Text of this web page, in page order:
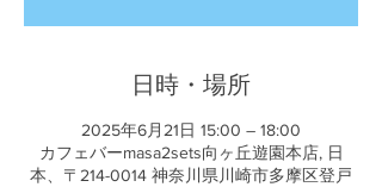
日時・場所
2025年6月21日 15:00 – 18:00
カフェバーmasa2sets向ヶ丘遊園本店, 日
本、〒214-0014 神奈川県川崎市多摩区登戸